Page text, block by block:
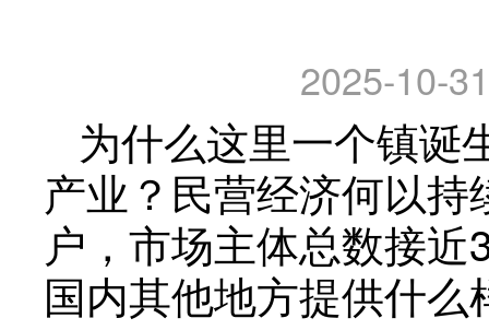
2025-10-
为什么这里一个镇诞
产业？民营经济何以
户，市场主体总数接
国内其他地方提供什